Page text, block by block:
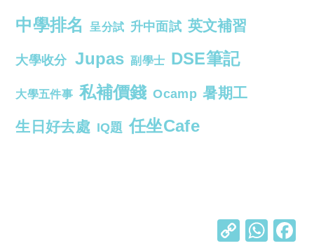
中學排名 呈分試 升中面試 英文補習
大學收分 Jupas 副學士 DSE筆記
大學五件事 私補價錢 Ocamp 暑期工
生日好去處 IQ題 任坐Cafe
C W